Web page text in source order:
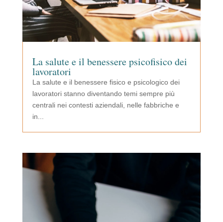
La salute e il benessere psicofisico dei
lavoratori
La salute e il benessere fisico e psicologico dei
lavoratori stanno diventando temi sempre più
centrali nei contesti aziendali, nelle fabbriche e
in...